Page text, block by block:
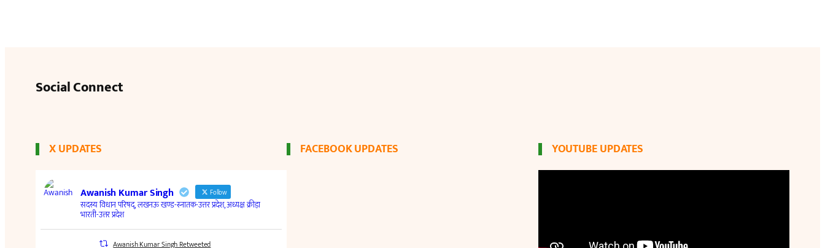
Social Connect
X UPDATES FACEBOOK UPDATES YOUTUBE UPDATES